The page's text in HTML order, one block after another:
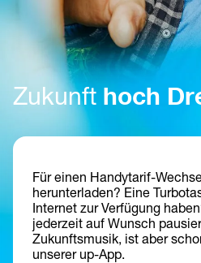
Zukunft hoch
Für einen Handytarif-
herunterladen? Eine
Internet zur Verfügung
jederzeit auf Wunsch
Zukunftsmusik, ist aber
unserer up-App.